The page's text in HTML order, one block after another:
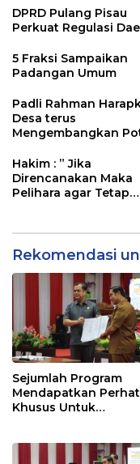
DPRD Pulang Pisau
Perkuat Regulasi
5 Fraksi Sampaikan
Padangan Umum
Padli Rahman
Desa terus
Mengembangkan
Hakim : ” Jika
Direncanakan Maka
Pelihara agar Tetap
Rekomendasi
Sejumlah Program
Mendapatkan
Khusus Untuk